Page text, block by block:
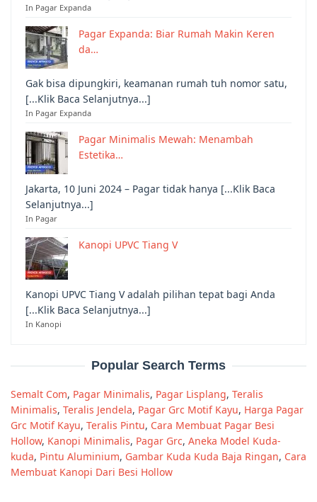
In Pagar Expanda
Pagar Expanda: Biar Rumah Makin Keren
da…
Gak bisa dipungkiri, keamanan rumah tuh nomor satu,
[...Klik Baca Selanjutnya...]
In Pagar Expanda
Pagar Minimalis Mewah: Menambah
Estetika…
Jakarta, 10 Juni 2024 – Pagar tidak hanya [...Klik Baca
Selanjutnya...]
In Pagar
Kanopi UPVC Tiang V
Kanopi UPVC Tiang V adalah pilihan tepat bagi Anda
[...Klik Baca Selanjutnya...]
In Kanopi
Popular Search Terms
Semalt Com, Pagar Minimalis, Pagar Lisplang, Teralis
Minimalis, Teralis Jendela, Pagar Grc Motif Kayu, Harga Pagar
Grc Motif Kayu, Teralis Pintu, Cara Membuat Pagar Besi
Hollow, Kanopi Minimalis, Pagar Grc, Aneka Model Kuda-
kuda, Pintu Aluminium, Gambar Kuda Kuda Baja Ringan, Cara
Membuat Kanopi Dari Besi Hollow